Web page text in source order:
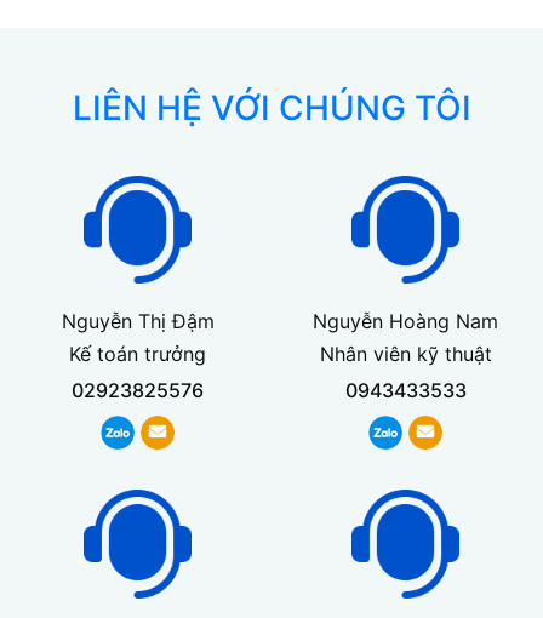
LIÊN HỆ VỚI CHÚNG TÔI
Nguyễn Thị Đậm
Kế toán trưởng
02923825576
Nguyễn Hoàng Nam
Nhân viên kỹ thuật
0943433533